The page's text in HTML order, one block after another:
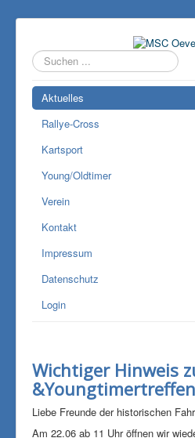
Suchen
...
Aktuelles
Rallye-Cross
Kartsport
Young/Oldtimer
Verein
Kontakt
Impressum
Datenschutz
Login
Wichtiger Hinweis
&Youngtimertreffen
Liebe Freunde der historischen
Am 22.06 ab 11 Uhr öffnen wir